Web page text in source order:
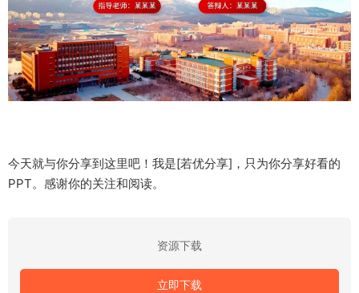
今天就与你分享到这里吧！我是[若优分享]，只为你分享好看的
PPT。感谢你的关注和阅读。
资源下载
立即下载